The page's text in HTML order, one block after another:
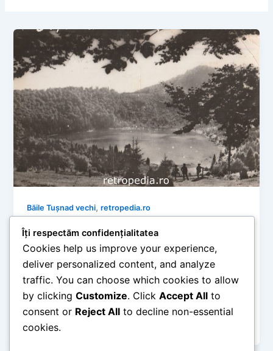
Băile Tușnad vechi,retropedia.ro
Băile Tușnad de altădată: Peisaje
vulcanice și tihnă montană în imagini
R.P.R. (1960-1963)
retropedia mai 30, 2026
Timp de citire: 5 minute Supranumită și „Perla
Harghitei”, stațiunea Băile Tușnad a fost mereu
recunoscută pentru aerul său puternic […]
Îți respectăm confidențialitatea
Cookies help us improve your experience,
deliver personalized content, and analyze
traffic. You can choose which cookies to allow
by clicking Customize. Click Accept All to
consent or Reject All to decline non-essential
cookies.